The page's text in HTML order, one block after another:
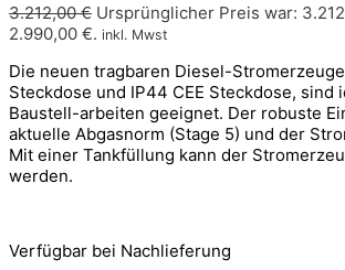
3.212,00€ Ursprünglicher Preis war:
2.990,00 €. inkl. Mwst
Die neuen tragbaren Diesel-
Steckdose und IP44 CEE Steckdose,
Baustell-arbeiten geeignet. Der robuste
aktuelle Abgasnorm (Stage 5) und der
Mit einer Tankfüllung kann der
werden.
Verfügbar bei Nachlieferung